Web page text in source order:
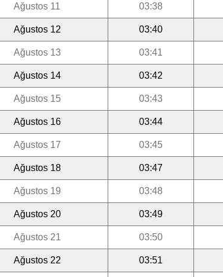
Ağustos 11 03:38
Ağustos 12 03:40
Ağustos 13 03:41
Ağustos 14 03:42
Ağustos 15 03:43
Ağustos 16 03:44
Ağustos 17 03:45
Ağustos 18 03:47
Ağustos 19 03:48
Ağustos 20 03:49
Ağustos 21 03:50
Ağustos 22 03:51